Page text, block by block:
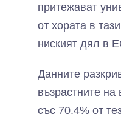
притежават
от хората в
ниският дял в
Данните
възрастните
със 70.4% от